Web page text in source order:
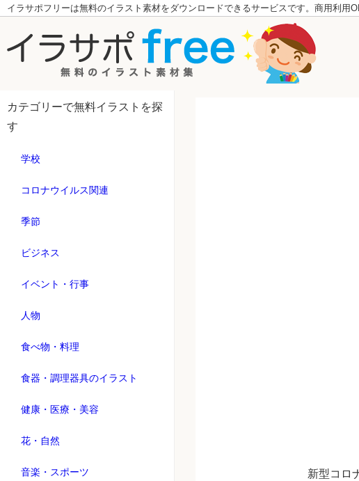
イラサポフリーは無料のイラスト素材をダウンロードできるサービスです。商用利用
カテゴリーで無料イラストを探
す
学校
コロナウイルス関連
季節
ビジネス
イベント・行事
人物
食べ物・料理
食器・調理器具のイラスト
健康・医療・美容
花・自然
音楽・スポーツ 新型コロ